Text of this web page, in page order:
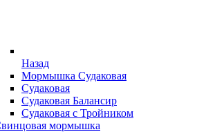
Назад
Мормышка Судаковая
Судаковая
Судаковая Балансир
Судаковая с Тройником
мормышка